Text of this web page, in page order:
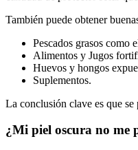
También puede obtener
Pescados grasos como
Alimentos y Jugos
Huevos y hongos
Suplementos.
La conclusión clave es que
¿Mi piel oscura no me